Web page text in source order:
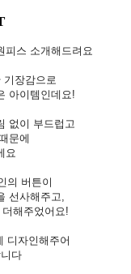
피스 소개해드려요
장감으로
아이템인데요!
없이 부드럽고
문에
요
의 버튼이
선사해주고,
해주었어요!
디자인해주어
다